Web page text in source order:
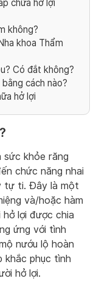
chữa hở lợi
không?
khoa Thẩm
Có đắt không?
cách nào?
hở lợi
sức khỏe răng
chức năng nhai
tự ti. Đây là một
và/hoặc hàm
lợi được chia
ứng với tình
nướu lộ hoàn
khắc phục tình
hở lợi.